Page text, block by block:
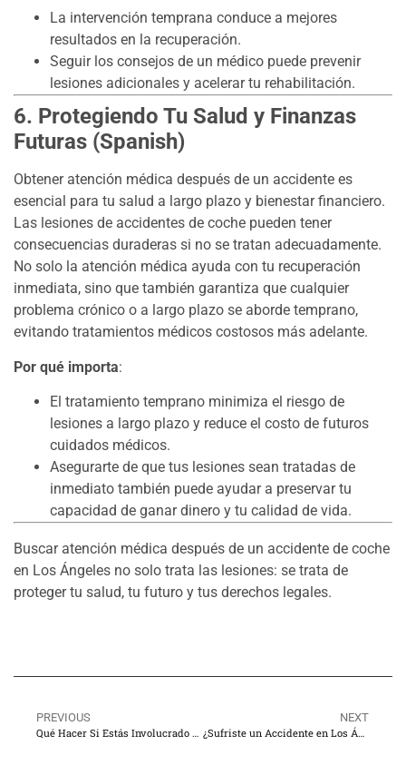
La intervención temprana conduce a mejores
resultados en la recuperación.
Seguir los consejos de un médico puede prevenir
lesiones adicionales y acelerar tu rehabilitación.
6. Protegiendo Tu Salud y Finanzas
Futuras (Spanish)
Obtener atención médica después de un accidente es
esencial para tu salud a largo plazo y bienestar financiero.
Las lesiones de accidentes de coche pueden tener
consecuencias duraderas si no se tratan adecuadamente.
No solo la atención médica ayuda con tu recuperación
inmediata, sino que también garantiza que cualquier
problema crónico o a largo plazo se aborde temprano,
evitando tratamientos médicos costosos más adelante.
Por qué importa:
El tratamiento temprano minimiza el riesgo de
lesiones a largo plazo y reduce el costo de futuros
cuidados médicos.
Asegurarte de que tus lesiones sean tratadas de
inmediato también puede ayudar a preservar tu
capacidad de ganar dinero y tu calidad de vida.
Buscar atención médica después de un accidente de coche
en Los Ángeles no solo trata las lesiones: se trata de
proteger tu salud, tu futuro y tus derechos legales.
PREVIOUS
Qué Hacer Si Estás Involucrado en un Accidente de Coche en Los Ángeles
NEXT
¿Sufriste un Accidente en Los Ángeles? Cómo un Abogado Puede Asegurarse de que Recibas lo Justo